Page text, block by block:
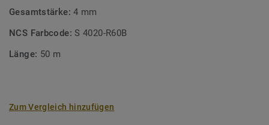
Gesamtstärke:4 mm
NCS Farbcode:S 4020-R60B
Länge: 50 m
Zum Vergleich hinzufügen